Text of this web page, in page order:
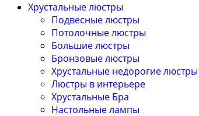
Хрустальные люстры
Подвесные люстры
Потолочные люстры
Большие люстры
Бронзовые люстры
Хрустальные недорогие люстры
Люстры в интерьере
Хрустальные Бра
Настольные лампы